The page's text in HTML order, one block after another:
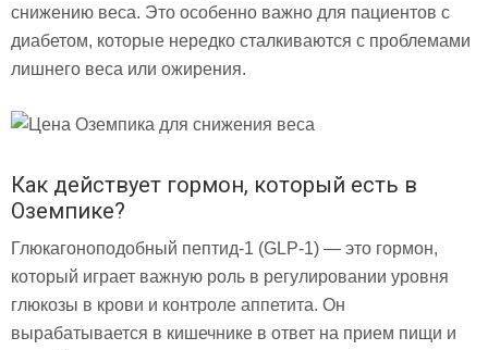
снижению веса. Это особенно важно для пациентов с
диабетом, которые нередко сталкиваются с проблемами
лишнего веса или ожирения.
Как действует гормон, который есть в
Оземпике?
Глюкагоноподобный пептид-1 (GLP-1) — это гормон,
который играет важную роль в регулировании уровня
глюкозы в крови и контроле аппетита. Он
вырабатывается в кишечнике в ответ на прием пищи и